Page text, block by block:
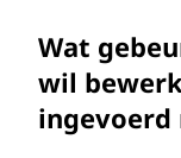
Wat
wil
ingevoerd